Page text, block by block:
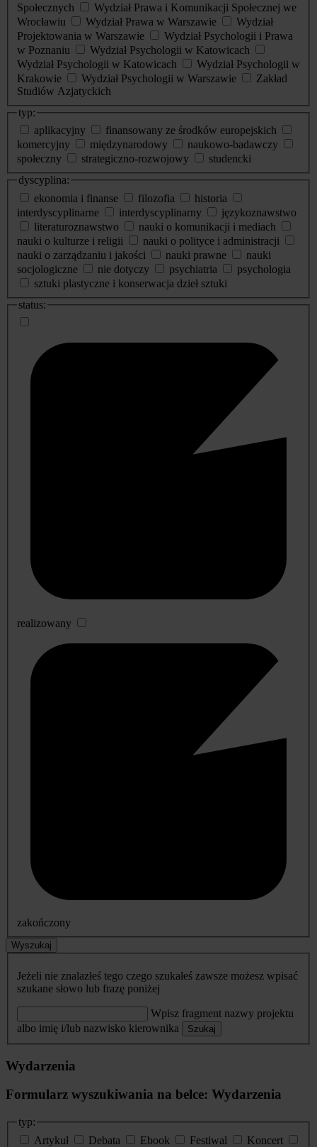
Społecznych
Wydział Prawa i Komunikacji Społecznej we
Wrocławiu
Wydział Prawa w Warszawie
Wydział
Projektowania w Warszawie
Wydział Psychologii i Prawa
w Poznaniu
Wydział Psychologii w Katowicach
Wydział Psychologii w Katowicach
Wydział Psychologii w
Krakowie
Wydział Psychologii w Warszawie
Zakład
Studiów Azjatyckich
typ:
aplikacyjny
finansowany ze środków europejskich
komercyjny
międzynarodowy
naukowo-badawczy
społeczny
strategiczno-rozwojowy
studencki
dyscyplina:
ekonomia i finanse
filozofia
historia
interdyscyplinarne
interdyscyplinarny
językoznawstwo
literaturoznawstwo
nauki o komunikacji i mediach
nauki o kulturze i religii
nauki o polityce i administracji
nauki o zarządzaniu i jakości
nauki prawne
nauki
socjologiczne
nie dotyczy psychiatria
psychologia
sztuki plastyczne i konserwacja dzieł sztuki
status:
realizowany
zakończony
Wyszukaj
Jeżeli nie znalazłeś tego czego szukałeś zawsze możesz wpisać
szukane słowo lub frazę poniżej
Wpisz fragment nazwy projektu
albo imię i/lub nazwisko kierownika
Szukaj
Wydarzenia
Formularz wyszukiwania na belce: Wydarzenia
typ:
Artykuł
Debata Ebook Festiwal
Koncert